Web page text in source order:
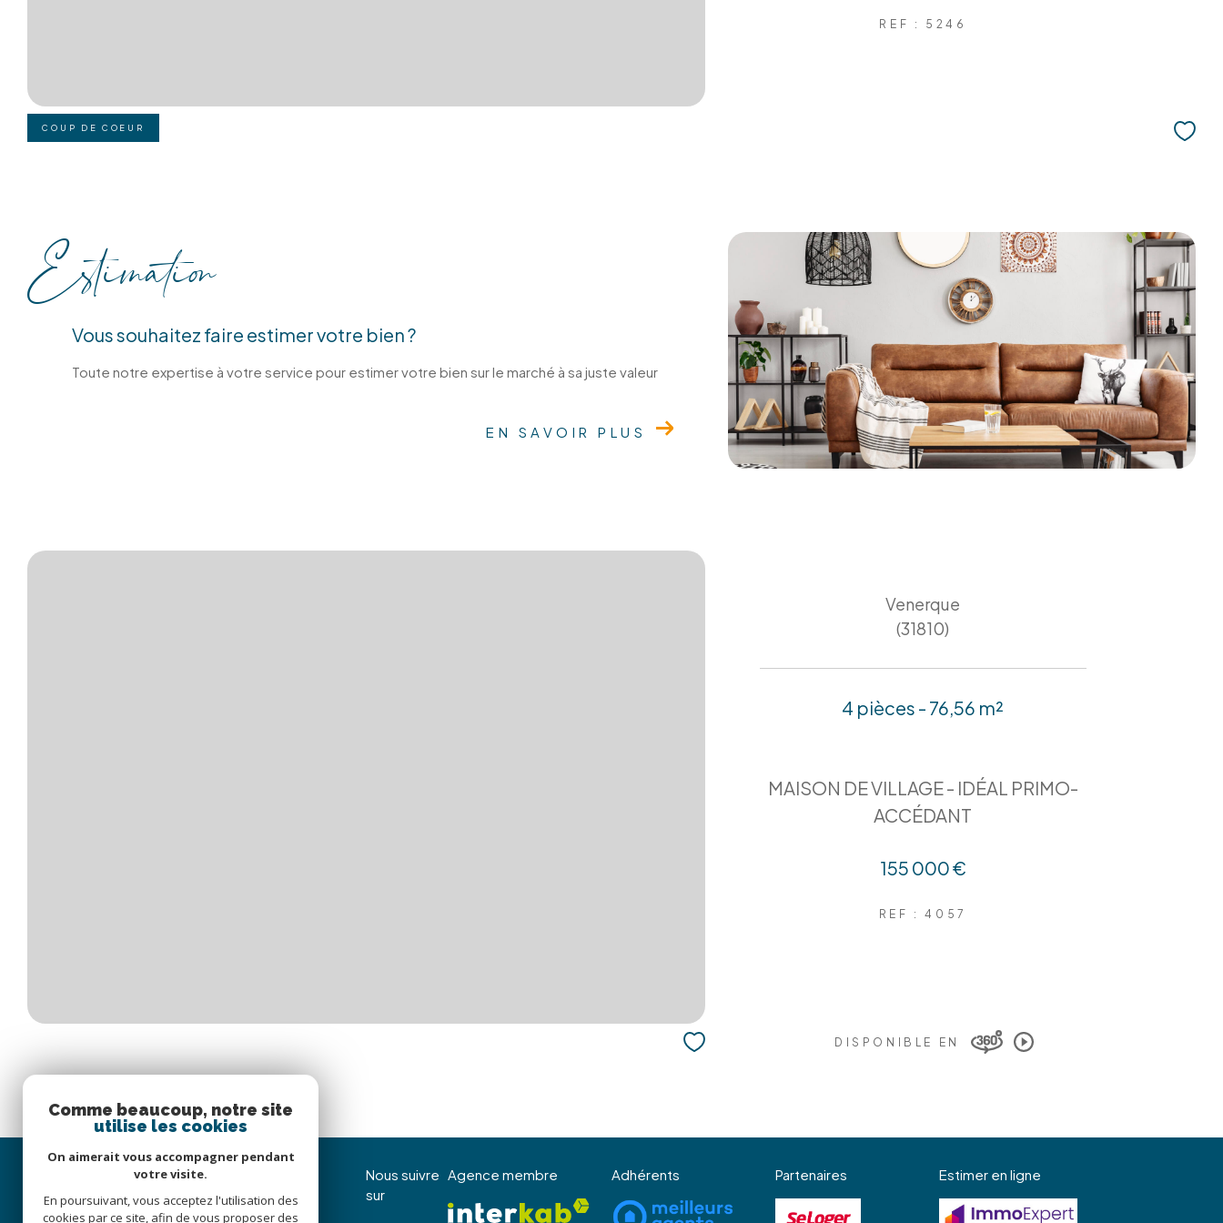
REF : 5246
COUP DE COEUR
Estimation
Vous souhaitez faire estimer votre bien ?
Toute notre expertise à votre service pour estimer votre bien sur le marché à sa juste valeur
EN SAVOIR PLUS
Venerque
(31810)
4 pièces - 76,56 m²
MAISON DE VILLAGE - IDÉAL PRIMO-
ACCÉDANT
155 000 €
REF : 4057
DISPONIBLE EN
Immojoy Venerque
05 62 20 85 36
Nous suivre
sur
Agence membre Adhérents Partenaires Estimer en ligne
Comme beaucoup, notre site
utilise les cookies
On aimerait vous accompagner pendant
votre visite.
En poursuivant, vous acceptez l'utilisation des
cookies par ce site, afin de vous proposer des